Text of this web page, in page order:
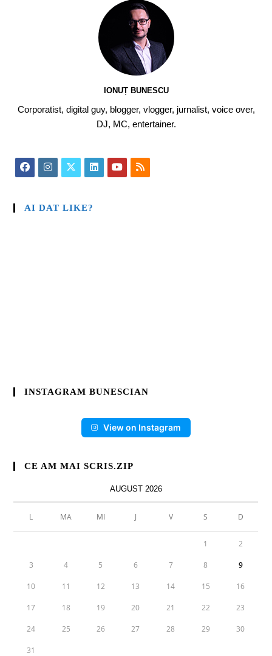
IONUȚ BUNESCU
Corporatist, digital guy, blogger, vlogger, jurnalist, voice over,
DJ, MC, entertainer.
AI DAT LIKE?
INSTAGRAM BUNESCIAN
View on Instagram
CE AM MAI SCRIS.ZIP
AUGUST 2026
L MA MI J V S D
1 2
3 4 5 6 7 8 9
10 11 12 13 14 15 16
17 18 19 20 21 22 23
24 25 26 27 28 29 30
31